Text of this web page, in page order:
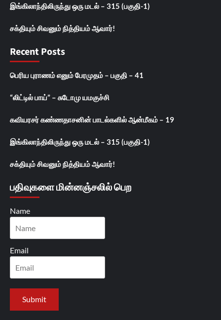
இங்கிலாந்திலிருந்து ஒரு மடல் – 315 (பகுதி-1)
சக்தியும் சிவனும் நித்தியம் ஆவார்!
Recent Posts
பெரிய புராணம் எனும் பேரமுதம் – பகுதி – 41
“லிட்டில் பாய்” – சுடோமு யமகுச்சி
கவியரசர் கண்ணதாசனின் பாடல்களில் ஆன்மீகம் – 19
இங்கிலாந்திலிருந்து ஒரு மடல் – 315 (பகுதி-1)
சக்தியும் சிவனும் நித்தியம் ஆவார்!
பதிவுகளை மின்னஞ்சலில் பெற
Name
Email